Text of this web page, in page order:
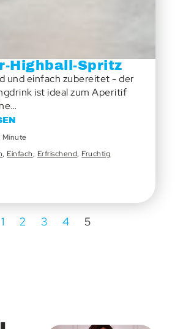
Highball-Spritz
und einfach zubereitet - der
ist ideal zum Aperitif
Minute
, Einfach, Erfrischend, Fruchtig
1 2 3 4 5